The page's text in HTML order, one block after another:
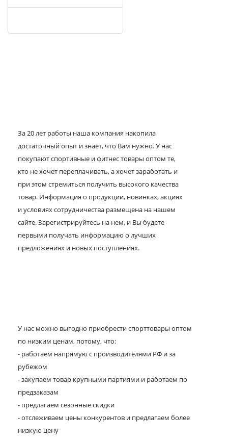
За 20 лет работы наша компания накопила
достаточный опыт и знает, что Вам нужно. У нас
покупают спортивные и фитнес товары оптом те,
кто не хочет переплачивать, а хочет заработать и
при этом стремиться получить высокого качества
товар. Информация о продукции, новинках, акциях
и условиях сотрудничества размещена на нашем
сайте. Зарегистрируйтесь на нем, и Вы будете
первыми получать информацию о лучших
предложениях и новых поступлениях.
У нас можно выгодно приобрести спорттовары оптом
по низким ценам, потому, что:
- работаем напрямую с производителями РФ и за
рубежом
- закупаем товар крупными партиями и работаем по
предзаказам
- предлагаем сезонные скидки
- отслеживаем цены конкурентов и предлагаем более
низкую цену